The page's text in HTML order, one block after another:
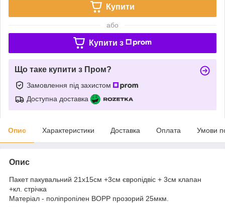
Купити
або
Купити з
Що таке купити з Пром?
Замовлення під захистом
Доступна доставка
Опис Характеристики Доставка Оплата Умови
Опис
Пакет пакувальний 21х15см +3см європідвіс + 3см клапан
+кл. стрічка
Матеріал - поліпропілен BOPP прозорий 25мкм.